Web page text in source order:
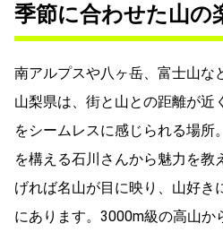
季節に合わせた山の
南アルプスや八ヶ岳、富士山な
山梨県は、街と山との距離が近
をシームレスに感じられる場所
を構える石川さんから魅力を教
げれば名山が目に映り、山好き
にあります。3000m級の高山か